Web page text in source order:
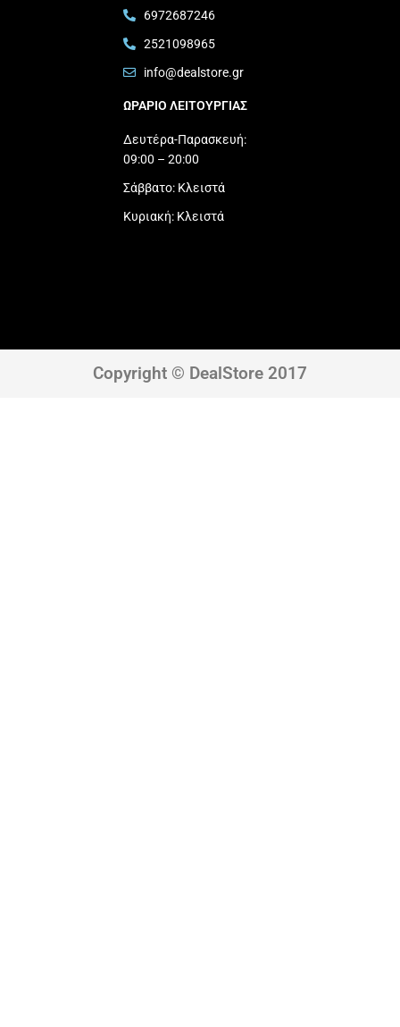
6972687246
2521098965
info@dealstore.gr
ΩΡΑΡΙΟ ΛΕΙΤΟΥΡΓΙΑΣ​
Δευτέρα-Παρασκευή:
09:00 – 20:00
Σάββατο: Κλειστά
Κυριακή: Κλειστά
Copyright © DealStore 2017